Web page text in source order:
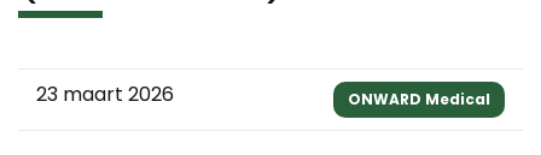
23 maart 2026 ONWARD Medical